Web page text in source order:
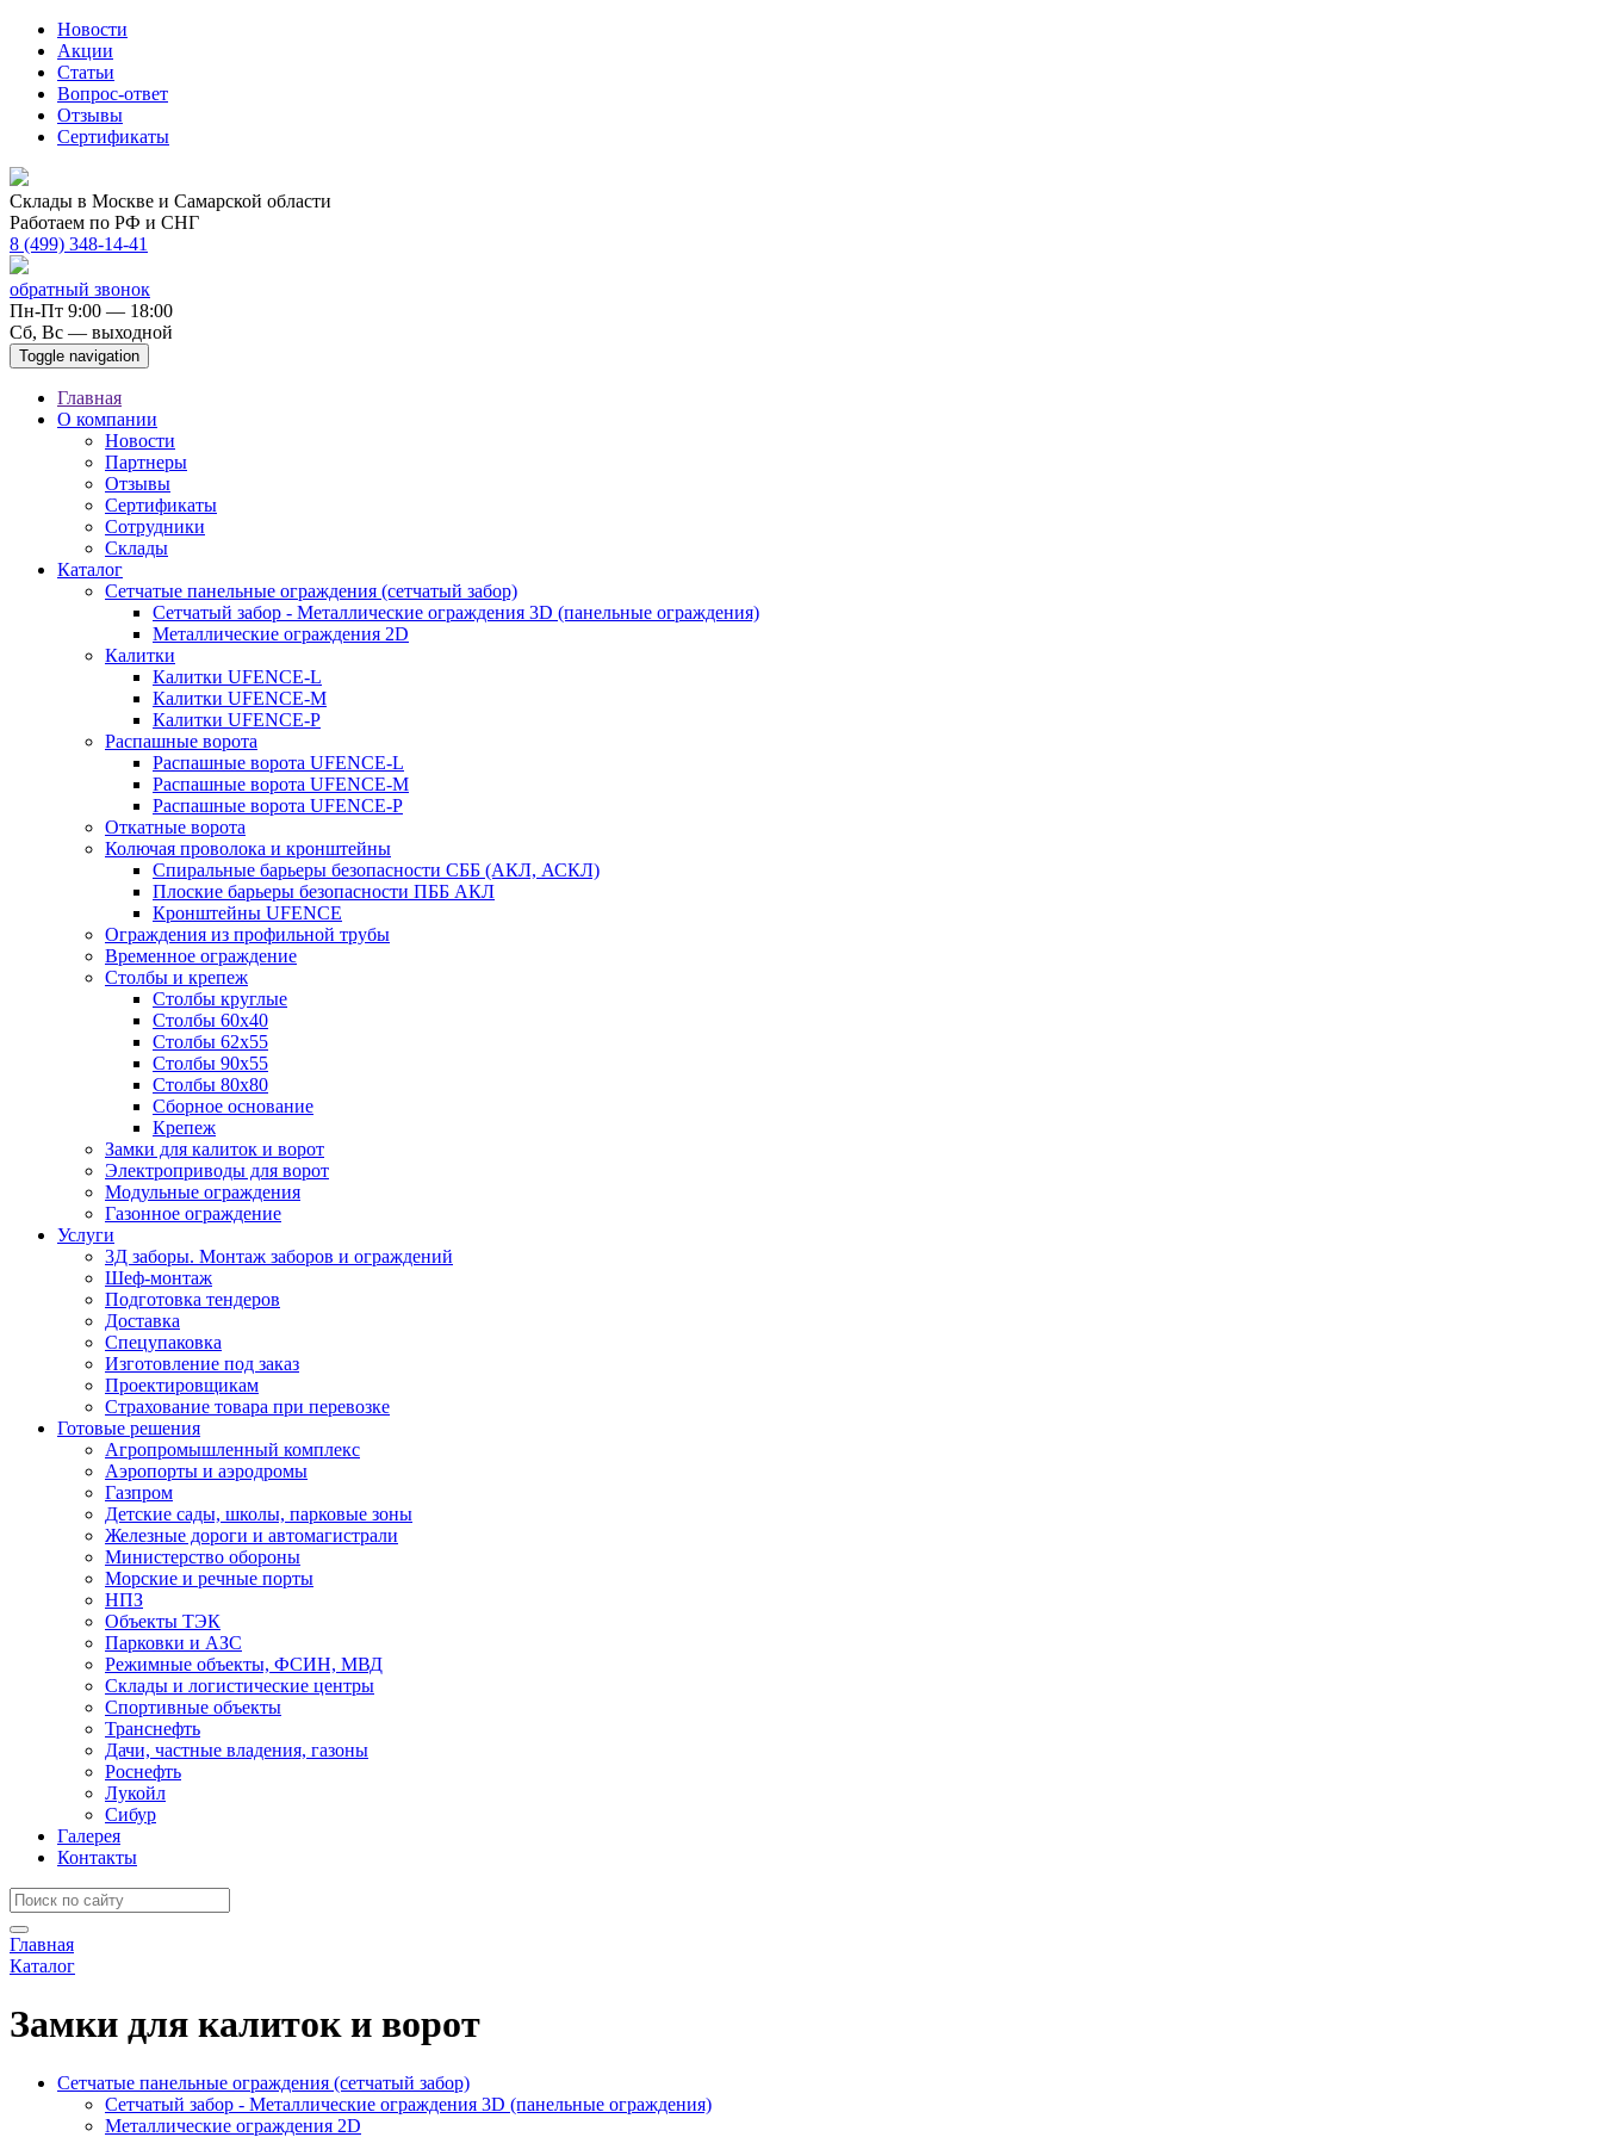
Новости
Акции
Статьи
Вопрос-ответ
Отзывы
Сертификаты
Склады в Москве и Самарской области
Работаем по РФ и СНГ
8 (499) 348-14-41
обратный звонок
Пн-Пт 9:00 — 18:00
Сб, Вс — выходной
Toggle navigation
Главная
О компании
Новости
Партнеры
Отзывы
Сертификаты
Сотрудники
Склады
Каталог
Сетчатые панельные ограждения (сетчатый забор)
Сетчатый забор - Металлические ограждения 3D (панельные ограждения)
Металлические ограждения 2D
Калитки
Калитки UFENCE-L
Калитки UFENCE-M
Калитки UFENCE-P
Распашные ворота
Распашные ворота UFENCE-L
Распашные ворота UFENCE-M
Распашные ворота UFENCE-P
Откатные ворота
Колючая проволока и кронштейны
Спиральные барьеры безопасности СББ (АКЛ, АСКЛ)
Плоские барьеры безопасности ПББ АКЛ
Кронштейны UFENCE
Ограждения из профильной трубы
Временное ограждение
Столбы и крепеж
Столбы круглые
Столбы 60х40
Столбы 62х55
Столбы 90х55
Столбы 80х80
Сборное основание
Крепеж
Замки для калиток и ворот
Электроприводы для ворот
Модульные ограждения
Газонное ограждение
Услуги
3Д заборы. Монтаж заборов и ограждений
Шеф-монтаж
Подготовка тендеров
Доставка
Спецупаковка
Изготовление под заказ
Проектировщикам
Страхование товара при перевозке
Готовые решения
Агропромышленный комплекс
Аэропорты и аэродромы
Газпром
Детские сады, школы, парковые зоны
Железные дороги и автомагистрали
Министерство обороны
Морские и речные порты
НПЗ
Объекты ТЭК
Парковки и АЗС
Режимные объекты, ФСИН, МВД
Склады и логистические центры
Спортивные объекты
Транснефть
Дачи, частные владения, газоны
Роснефть
Лукойл
Сибур
Галерея
Контакты
Главная
Каталог
Замки для калиток и ворот
Сетчатые панельные ограждения (сетчатый забор)
Сетчатый забор - Металлические ограждения 3D (панельные ограждения)
Металлические ограждения 2D